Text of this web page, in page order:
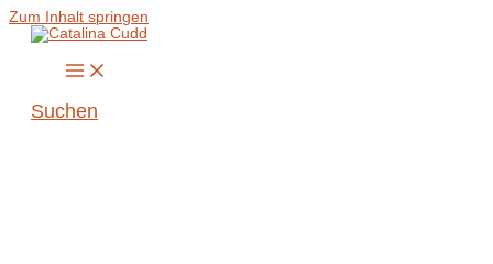
Zum Inhalt springen
Suchen